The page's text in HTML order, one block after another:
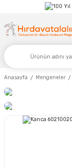
Anasayfa Mengeneler